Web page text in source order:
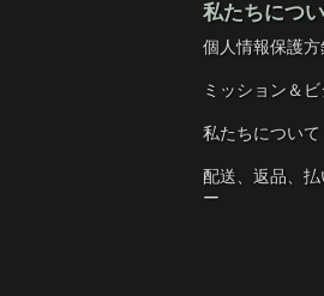
私たちにつ
個人情報保護方
ミッション＆
私たちについて
配送、返品、
ー